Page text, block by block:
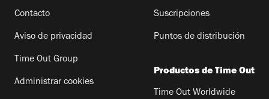
Contacto
Aviso de privacidad
Time Out Group
Administrar cookies
Suscripciones
Puntos de distribución
Productos de Time Out
Time Out Worldwide